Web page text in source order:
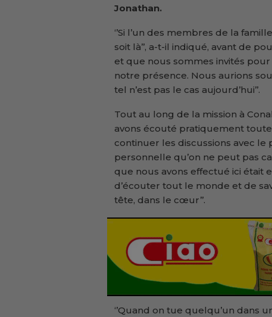
Jonathan.
‘’Si l’un des membres de la
soit là’’, a-t-il indiqué, avant de
et que nous sommes invités pour
notre présence. Nous aurions
tel n’est pas le cas aujourd’hui’’.
Tout au long de la mission à
avons écouté pratiquement
continuer les discussions avec le
personnelle qu’on ne peut pas
que nous avons effectué ici était
d’écouter tout le monde et de
tête, dans le cœur’’.
‘’Quand on tue quelqu’un dans